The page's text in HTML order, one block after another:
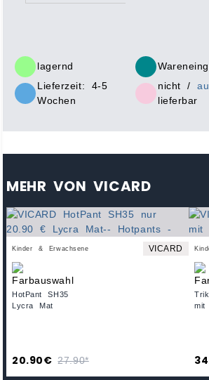
lagernd
Lieferzeit: 4-5
Wochen
nicht /
lieferbar
MEHR VON VICARD
Kinder & Erwachsene VICARD
HotPant SH35
Lycra Mat
20.90€ 27.90*
mit